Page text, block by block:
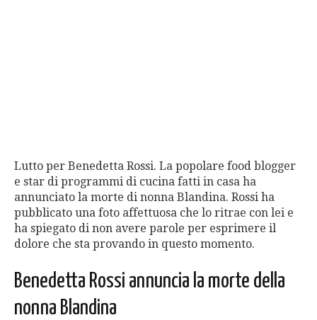
Lutto per Benedetta Rossi. La popolare food blogger
e star di programmi di cucina fatti in casa ha
annunciato la morte di nonna Blandina. Rossi ha
pubblicato una foto affettuosa che lo ritrae con lei e
ha spiegato di non avere parole per esprimere il
dolore che sta provando in questo momento.
Benedetta Rossi annuncia la morte della
nonna Blandina